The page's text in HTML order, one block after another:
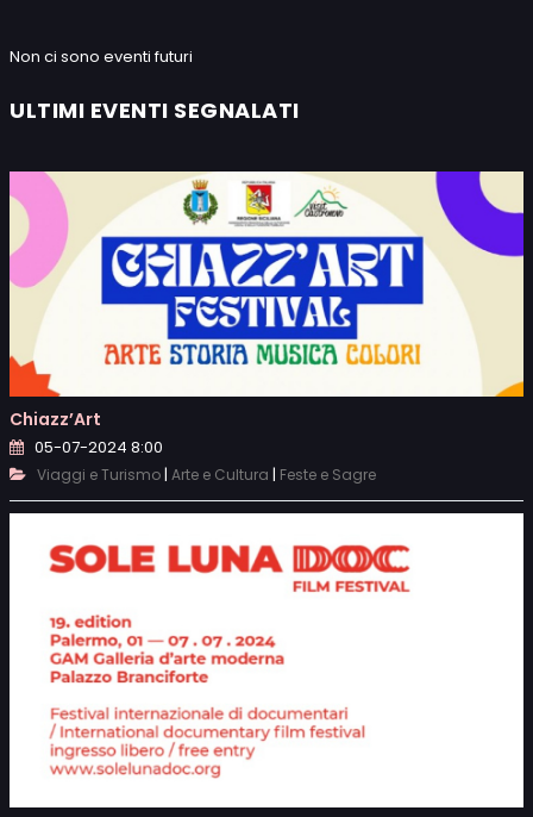
Non ci sono eventi futuri
ULTIMI EVENTI SEGNALATI
Chiazz’Art
05-07-2024 8:00
Viaggi e Turismo| Arte e Cultura | Feste e Sagre